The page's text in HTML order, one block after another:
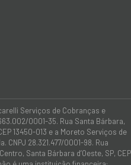
Serviços de Cobranças e
0001-35. Rua Santa Bárbara,
13450-013 e a Moreto Serviços de
28.321.477/0001-98. Rua
Santa Bárbara d’Oeste, SP, CEP